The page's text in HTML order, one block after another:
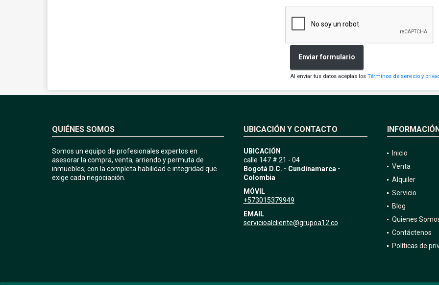
Enviar formulario
Al enviar tus datos aceptas losTérminos de servicio y
QUIÉNES SOMOS
Somos un equipo de profesionales expertos en
asesorar la compra, venta, arriendo y permuta de
inmuebles; con la completa habilidad e integridad que
exige cada negociación.
UBICACIÓN Y CONTACTO
UBICACIÓN
calle 147 # 21 - 04
Bogotá D.C. - Cundinamarca -
Colombia
MÓVIL
+573015379949
EMAIL
servicioalcliente@grupoa12.co
Inicio
Venta
Alquiler
Servicio
Blog
Quienes
Contáctenos
Políticas de